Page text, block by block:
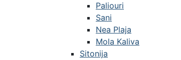
Paliouri
Sani
Nea Plaja
Mola Kaliva
Sitonija